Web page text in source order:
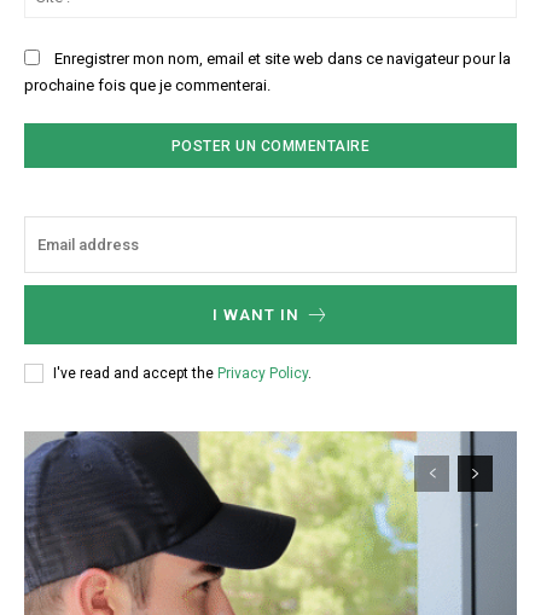
Enregistrer mon nom, email et site web dans ce navigateur pour la
prochaine fois que je commenterai.
I WANT IN
I've read and accept the Privacy Policy.